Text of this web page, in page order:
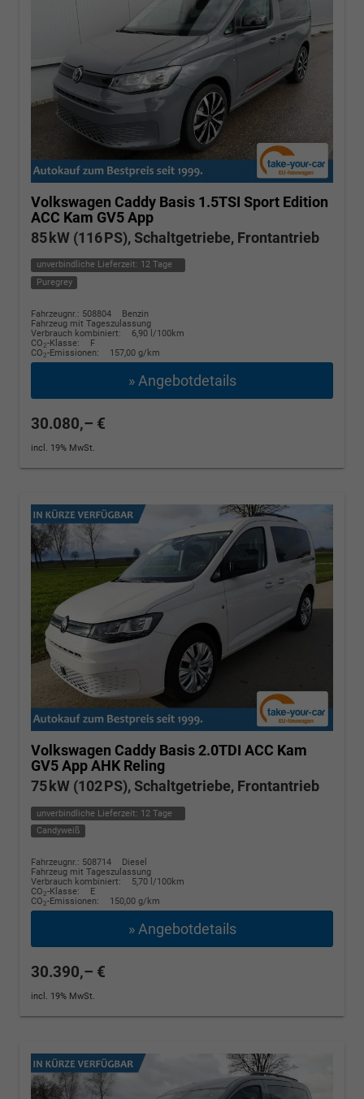
Volkswagen Caddy Basis 1.5TSI Sport Edition
ACC Kam GV5 App
85 kW (116 PS), Schaltgetriebe, Frontantrieb
unverbindliche Lieferzeit: 12 Tage
Puregrey
Fahrzeugnr.: 508804
Benzin
Fahrzeug mit Tageszulassung
Verbrauch kombiniert:
6,90 l/100km
CO2-Klasse:
F
CO2-Emissionen: 157,00 g/km
» Angebotdetails
30.080,– €
incl. 19% MwSt.
Volkswagen Caddy Basis 2.0TDI ACC Kam
GV5 App AHK Reling
75 kW (102 PS), Schaltgetriebe, Frontantrieb
unverbindliche Lieferzeit: 12 Tage
Candyweiß
Fahrzeugnr.: 508714
Diesel
Fahrzeug mit Tageszulassung
Verbrauch kombiniert:
5,70 l/100km
CO2-Klasse:
E
CO2-Emissionen: 150,00 g/km
» Angebotdetails
30.390,– €
incl. 19% MwSt.